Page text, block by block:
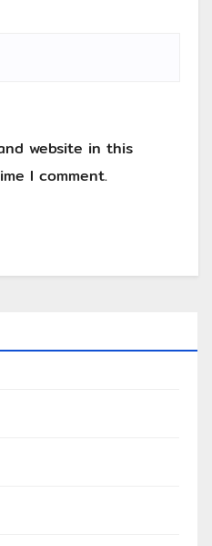
website in this
I comment.